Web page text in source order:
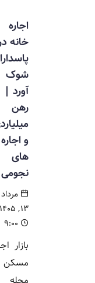
اجاره
خانه در
پاسداران
شوک
آورد |
رهن
میلیاردی
و اجاره
های
نجومی
مرداد
بازار اجاره
مسکن در